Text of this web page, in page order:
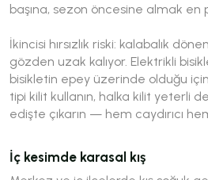
başına, sezon öncesine almak en
İkincisi hırsızlık riski: kalabalık
gözden uzak kalıyor. Elektrikli
bisikletin epey üzerinde olduğu
tipi kilit kullanın, halka kilit yeterli
edişte çıkarın — hem caydırıcı
İç kesimde karasal kış